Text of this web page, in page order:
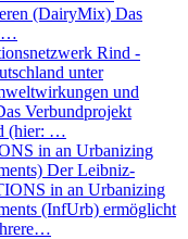
(DairyMix) Das
Rind -
unter
und
Verbundprojekt
(hier: …
in an Urbanizing
Der Leibniz-
in an Urbanizing
(InfUrb) ermöglicht